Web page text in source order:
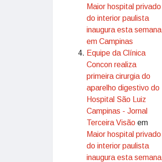
Maior hospital privado
do interior paulista
inaugura esta semana
em Campinas
Equipe da Clínica
Concon realiza
primeira cirurgia do
aparelho digestivo do
Hospital São Luiz
Campinas - Jornal
Terceira Visão em
Maior hospital privado
do interior paulista
inaugura esta semana